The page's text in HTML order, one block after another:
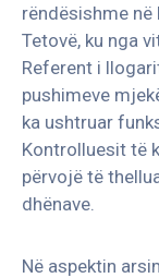
rëndësishme në
Tetovë, ku nga
Referent i
pushimeve
ka ushtruar
Kontrolluesit të
përvojë të
dhënave.
Në aspektin